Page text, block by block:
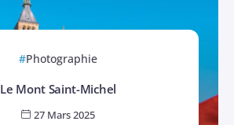
Photographie
Le Mont Saint-Michel
27 Mars 2025